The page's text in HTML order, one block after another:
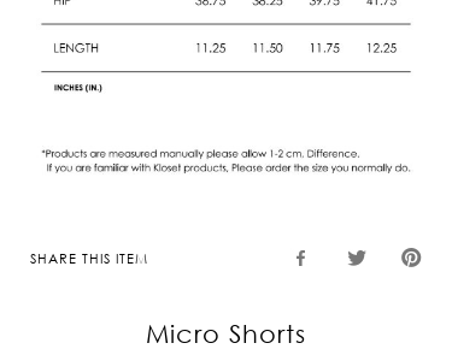
Micro Shorts
SHARE THIS ITEM